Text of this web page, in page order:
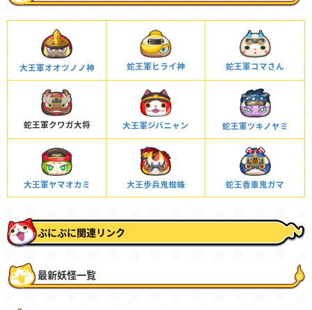
大王軍オオツノノ神 蛇王軍ヒライ神 蛇王軍コマさん
蛇王軍クワガ大将 大王軍ジバニャン 蛇王軍ツキノヤミ
大王軍ヤマオカミ 大王歩兵鬼蜘蛛 蛇王香車鬼ガマ
ぷにぷに関連リンク
最新妖怪一覧